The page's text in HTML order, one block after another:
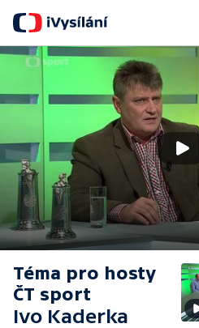
Téma pro hosty
ČT sport
Ivo Kaderka